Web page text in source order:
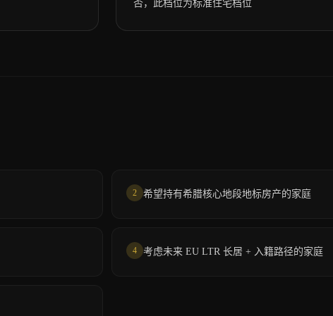
否，此档位为标准住宅档位
2 希望持有希腊核心地段地标房产的家庭
4 考虑未来 EU LTR 长居 + 入籍路径的家庭